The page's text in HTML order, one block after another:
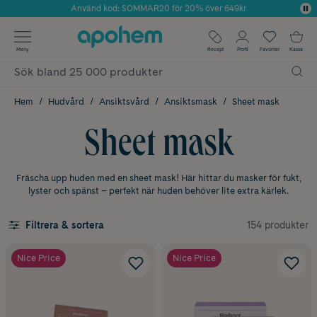
Årets Butik 2025 inom Skönhet
Använd kod: SOMMAR20 för 20% över 649kr
✓ Fri frakt
✓ Poäng på alla köp*
Meny Recept Profil Favoriter Kassa
Hem Hudvård Ansiktsvård Ansiktsmask Sheet mask
Sheet mask
Fräscha upp huden med en sheet mask! Här hittar du masker för fukt,
lyster och spänst – perfekt när huden behöver lite extra kärlek.
Filtrera & sortera 154 produkter
Nice Price Nice Price